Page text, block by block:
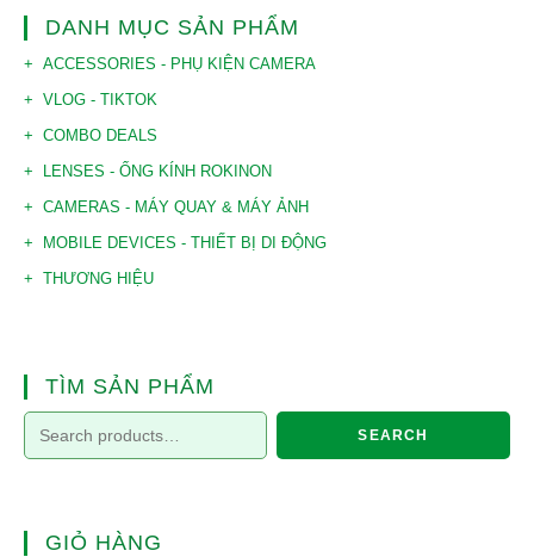
DANH MỤC SẢN PHẨM
ACCESSORIES - PHỤ KIỆN CAMERA
VLOG - TIKTOK
COMBO DEALS
LENSES - ỐNG KÍNH ROKINON
CAMERAS - MÁY QUAY & MÁY ẢNH
MOBILE DEVICES - THIẾT BỊ DI ĐỘNG
THƯƠNG HIỆU
TÌM SẢN PHẨM
SEARCH
GIỎ HÀNG